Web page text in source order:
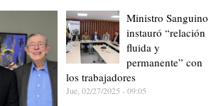
Ministro Sanguino
instauró “relación
fluida y
permanente” con
los trabajadores
Jue, 02/27/2025 - 09:05